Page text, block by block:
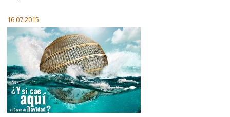
16.07.2015